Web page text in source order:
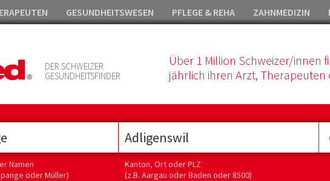
GESUNDHEITSWESEN PFLEGE & REHA ZAHNMEDIZIN
DER SCHWEIZER
GESUNDHEITSFINDER
Über 1 Million Schweizer/innen
jährlich ihren Arzt, Therapeuten
Namen
oder Müller)
Kanton, Ort oder PLZ
(z.B. Aargau oder Baden oder 8500)